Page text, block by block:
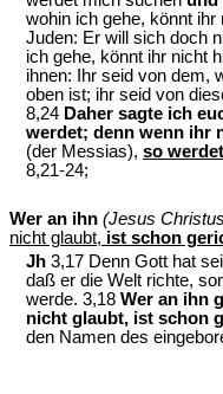
wohin ich gehe, könnt
Juden: Er will sich doch
ich gehe, könnt ihr nicht
ihnen: Ihr seid von dem,
oben ist; ihr seid von
8,24 Daher sagte ich
werdet; denn wenn ihr
(der Messias), so
8,21-24;
Wer an ihn (Jesus
nicht glaubt, ist schon
Jh 3,17 Denn Gott hat
daß er die Welt richte,
werde. 3,18 Wer an ihn
nicht glaubt, ist schon
den Namen des